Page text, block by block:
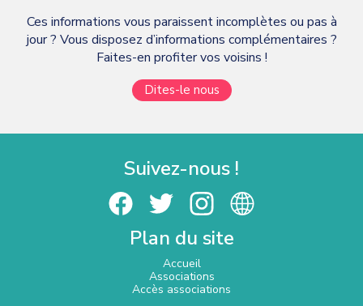
Ces informations vous paraissent incomplètes ou pas à
jour ? Vous disposez d’informations complémentaires ?
Faites-en profiter vos voisins !
Dites-le nous
Suivez-nous !
Plan du site
Accueil
Associations
Accès associations